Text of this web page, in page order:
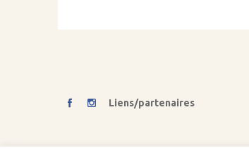
Liens/partenaires